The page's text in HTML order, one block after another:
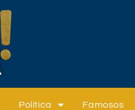
Política Famosos